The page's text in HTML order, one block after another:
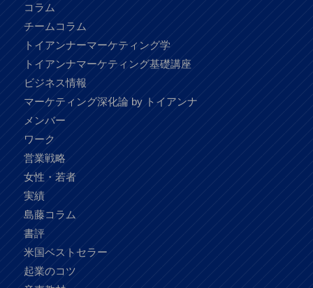
コラム
チームコラム
トイアンナーマーケティング学
トイアンナマーケティング基礎講座
ビジネス情報
マーケティング深化論 by トイアンナ
メンバー
ワーク
営業戦略
女性・若者
実績
島藤コラム
書評
米国ベストセラー
起業のコツ